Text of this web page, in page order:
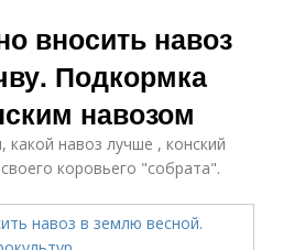
вносить навоз
Подкормка
навозом
навоз лучше , конский
коровьего "собрата".